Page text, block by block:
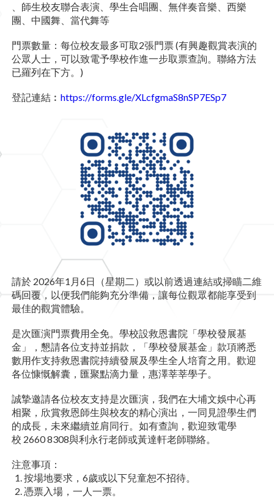
、師生校友聯合表演、學生合唱團、無伴奏音樂、西樂
團、中國舞、當代舞等
門票數量：每位校友最多可取2張門票 (有興趣觀賞表演的
公眾人士，可以致電予學校作進一步取票查詢。聯絡方法
已羅列在下方。)
登記連結︰ https://forms.gle/XLcfgmaS8nSP7ESp7
請於 2026年1月6日（星期二）或以前透過連結或掃瞄二維
碼回覆，以便我們能夠充分準備，讓每位觀眾都能享受到
最佳的觀賞體驗。
是次匯演門票費用全免。學校設救恩書院「學校發展基
金」，懇請各位支持並捐款，「學校發展基金」款項將悉
數用作支持救恩書院持續發展及學生全人培育之用。歡迎
各位慷慨解囊，匯聚點滴力量，惠澤莘莘學子。
誠摯邀請各位校友支持是次匯演，我們在大埔文娛中心再
相聚，欣賞救恩師生與校友的精心演出，一同見證學生們
的成長，未來繼續並肩同行。如有查詢，歡迎致電學
校 2660 8308與利永行老師或黃達軒老師聯絡。
注意事項：
按場地要求，6歲或以下兒童恕不招待。
憑票入場，一人一票。